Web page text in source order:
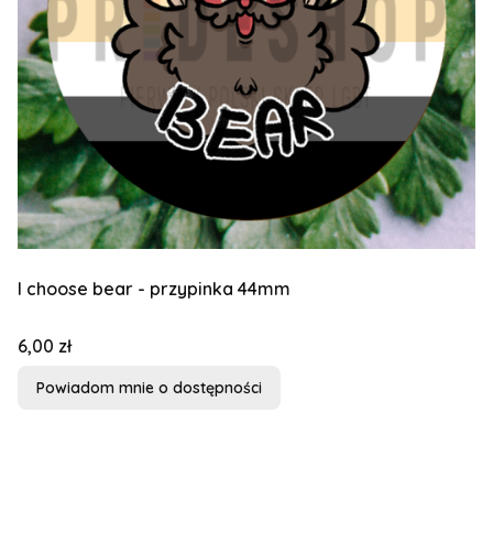
I choose bear - przypinka 44mm
Cena
6,00 zł
Powiadom mnie o dostępności